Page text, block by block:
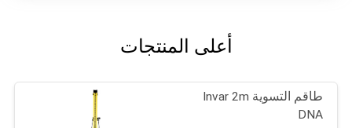
أعلى المنتجات
طاقم التسوية Invar 2m
DNA